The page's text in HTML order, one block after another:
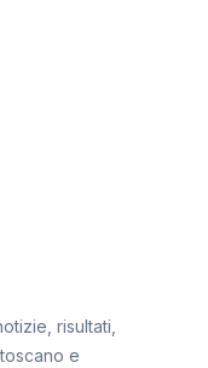
risultati,
e